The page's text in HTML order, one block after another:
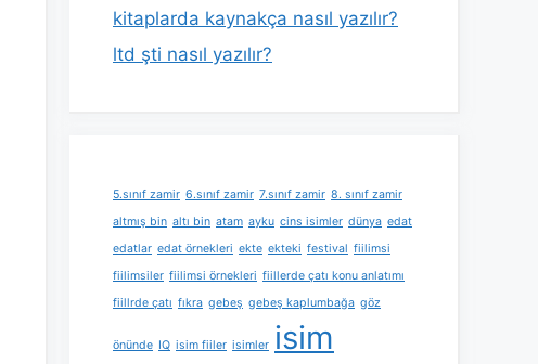
kitaplarda kaynakça nasıl yazılır?
ltd şti nasıl yazılır?
5.sınıf zamir 6.sınıf zamir 7.sınıf zamir 8. sınıf zamir
altmış bin altı bin atam ayku cins isimler dünya edat
edatlar edat örnekleri ekte ekteki festival fiilimsi
fiilimsiler fiilimsi örnekleri fiillerde çatı konu anlatımı
fiillrde çatı fıkra gebeş gebeş kaplumbağa göz
önünde IQ isim fiiler isimler isim